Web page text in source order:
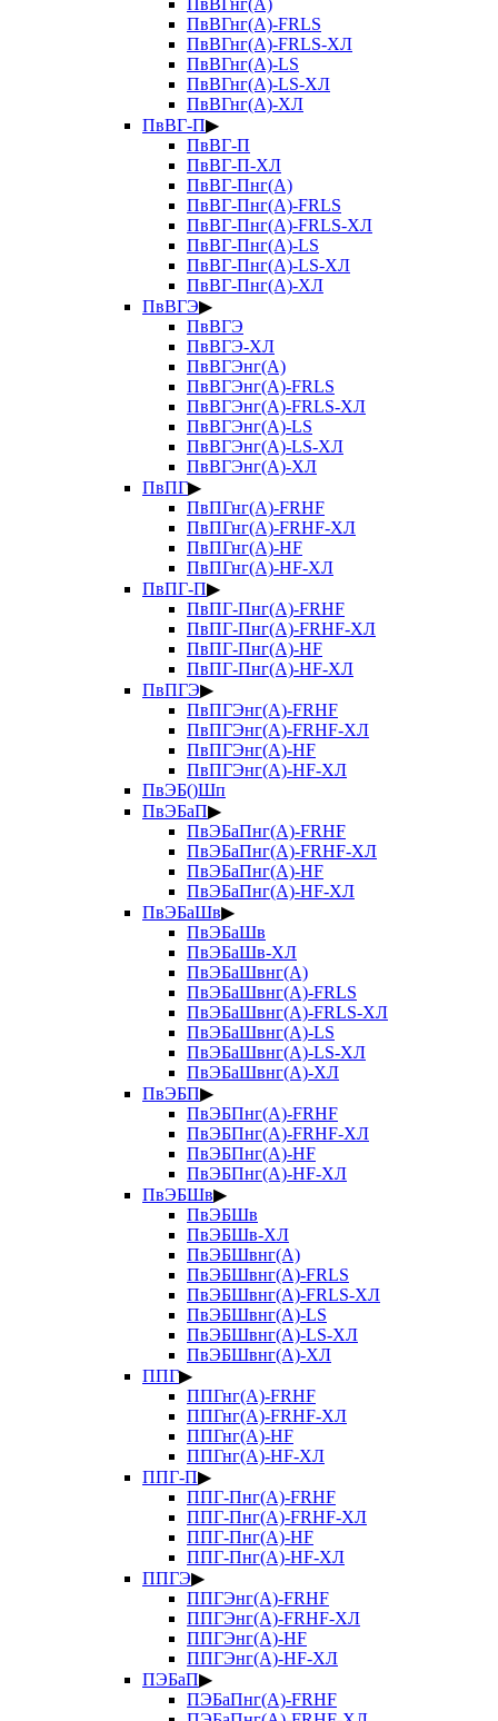
ПвВГнг(А)
ПвВГнг(А)-FRLS
ПвВГнг(А)-FRLS-ХЛ
ПвВГнг(А)-LS
ПвВГнг(А)-LS-ХЛ
ПвВГнг(А)-ХЛ
ПвВГ-П▶
ПвВГ-П
ПвВГ-П-ХЛ
ПвВГ-Пнг(А)
ПвВГ-Пнг(А)-FRLS
ПвВГ-Пнг(А)-FRLS-ХЛ
ПвВГ-Пнг(А)-LS
ПвВГ-Пнг(А)-LS-ХЛ
ПвВГ-Пнг(А)-ХЛ
ПвВГЭ▶
ПвВГЭ
ПвВГЭ-ХЛ
ПвВГЭнг(А)
ПвВГЭнг(А)-FRLS
ПвВГЭнг(А)-FRLS-ХЛ
ПвВГЭнг(А)-LS
ПвВГЭнг(А)-LS-ХЛ
ПвВГЭнг(А)-ХЛ
ПвПГ▶
ПвПГнг(А)-FRHF
ПвПГнг(А)-FRHF-ХЛ
ПвПГнг(А)-HF
ПвПГнг(А)-HF-ХЛ
ПвПГ-П▶
ПвПГ-Пнг(А)-FRHF
ПвПГ-Пнг(А)-FRHF-ХЛ
ПвПГ-Пнг(А)-HF
ПвПГ-Пнг(А)-HF-ХЛ
ПвПГЭ▶
ПвПГЭнг(А)-FRHF
ПвПГЭнг(А)-FRHF-ХЛ
ПвПГЭнг(А)-HF
ПвПГЭнг(А)-HF-ХЛ
ПвЭБ()Шп
ПвЭБаП▶
ПвЭБаПнг(А)-FRHF
ПвЭБаПнг(А)-FRHF-ХЛ
ПвЭБаПнг(А)-HF
ПвЭБаПнг(А)-HF-ХЛ
ПвЭБаШв▶
ПвЭБаШв
ПвЭБаШв-ХЛ
ПвЭБаШвнг(А)
ПвЭБаШвнг(А)-FRLS
ПвЭБаШвнг(А)-FRLS-ХЛ
ПвЭБаШвнг(А)-LS
ПвЭБаШвнг(А)-LS-ХЛ
ПвЭБаШвнг(А)-ХЛ
ПвЭБП▶
ПвЭБПнг(А)-FRHF
ПвЭБПнг(А)-FRHF-ХЛ
ПвЭБПнг(А)-HF
ПвЭБПнг(А)-HF-ХЛ
ПвЭБШв▶
ПвЭБШв
ПвЭБШв-ХЛ
ПвЭБШвнг(А)
ПвЭБШвнг(А)-FRLS
ПвЭБШвнг(А)-FRLS-ХЛ
ПвЭБШвнг(А)-LS
ПвЭБШвнг(А)-LS-ХЛ
ПвЭБШвнг(А)-ХЛ
ППГ▶
ППГнг(А)-FRHF
ППГнг(А)-FRHF-ХЛ
ППГнг(А)-HF
ППГнг(А)-HF-ХЛ
ППГ-П▶
ППГ-Пнг(А)-FRHF
ППГ-Пнг(А)-FRHF-ХЛ
ППГ-Пнг(А)-HF
ППГ-Пнг(А)-HF-ХЛ
ППГЭ▶
ППГЭнг(А)-FRHF
ППГЭнг(А)-FRHF-ХЛ
ППГЭнг(А)-HF
ППГЭнг(А)-HF-ХЛ
ПЭБаП▶
ПЭБаПнг(А)-FRHF